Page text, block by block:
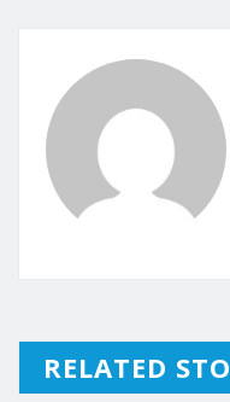
RELATED